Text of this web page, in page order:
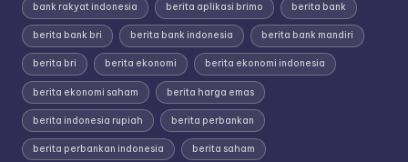
bank rakyat indonesia berita aplikasi brimo berita bank
berita bank bri berita bank indonesia berita bank mandiri
berita bri berita ekonomi berita ekonomi indonesia
berita ekonomi saham berita harga emas
berita indonesia rupiah berita perbankan
berita perbankan indonesia berita saham